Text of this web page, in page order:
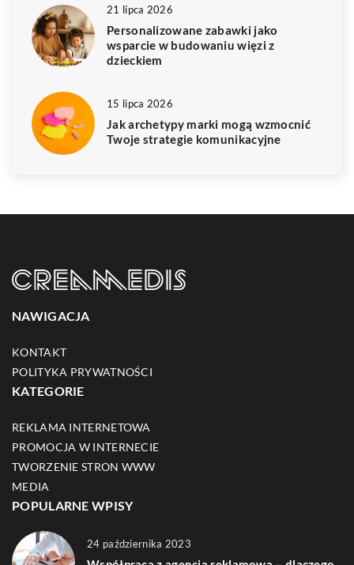
21 lipca 2026
Personalizowane zabawki jako
wsparcie w budowaniu więzi z
dzieckiem
15 lipca 2026
Jak archetypy marki mogą wzmocnić
Twoje strategie komunikacyjne
NAWIGACJA
KONTAKT
POLITYKA PRYWATNOŚCI
KATEGORIE
REKLAMA INTERNETOWA
PROMOCJA W INTERNECIE
TWORZENIE STRON WWW
MEDIA
POPULARNE WPISY
24 października 2023